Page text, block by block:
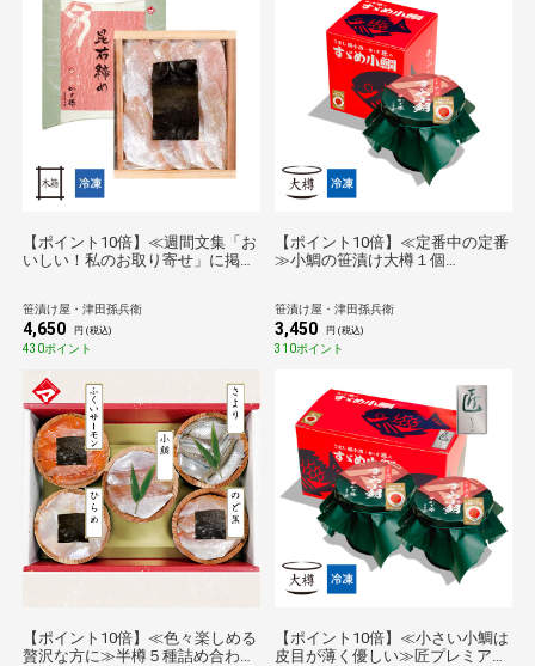
【ポイント10倍】≪週間文集「お
いしい！私のお取り寄せ」に掲載
日】【父の日】【お中元】【敬老
の日】【お歳暮】
笹漬け屋・津田孫兵衛
4,650 円 (税込)
430ポイント
【ポイント10倍】≪定番中の定番
≫小鯛の笹漬け大樽１個
の日】【お歳暮】
笹漬け屋・津田孫兵衛
3,450 円 (税込)
310ポイント
【ポイント10倍】≪色々楽しめる
贅沢な方に≫半樽５種詰め合わせ
【ポイント10倍】≪小さい小鯛は
皮目が薄く優しい≫匠プレミアム